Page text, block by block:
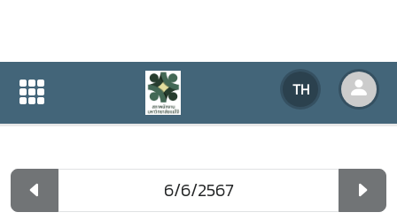
TH
ปฏิทินกิจกรรมของหน่วยงาน
ปฏิทินกิจกรรมของหน่วยงาน